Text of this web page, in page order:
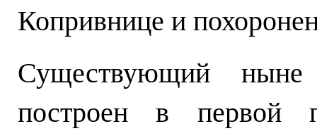
Копривнице и
Существующий
построен в первой